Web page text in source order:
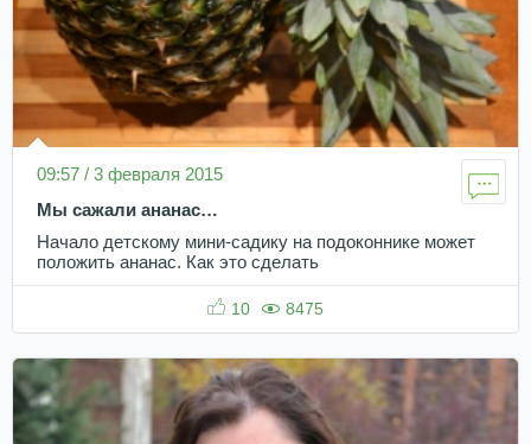
09:57 / 3 февраля 2015
Мы сажали ананас…
Начало детскому мини-садику на подоконнике может
положить ананас. Как это сделать
10 8475